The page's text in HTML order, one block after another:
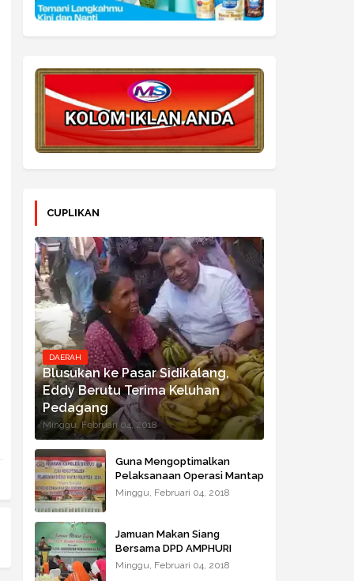
CUPLIKAN
DAERAH
Blusukan ke Pasar Sidikalang,
Eddy Berutu Terima Keluhan
Pedagang
Minggu, Februari 04, 2018
Guna Mengoptimalkan
Pelaksanaan Operasi Mantap
Praja Toba – 2018 Kapoldasu
Minggu, Februari 04, 2018
Jamuan Makan Siang
Bersama DPD AMPHURI
Wilayah Sumbagut
Minggu, Februari 04, 2018